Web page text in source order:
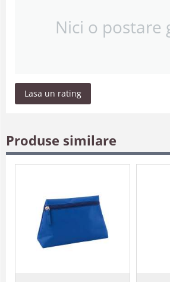
Nici o postare
Lasa un rating
Produse similare